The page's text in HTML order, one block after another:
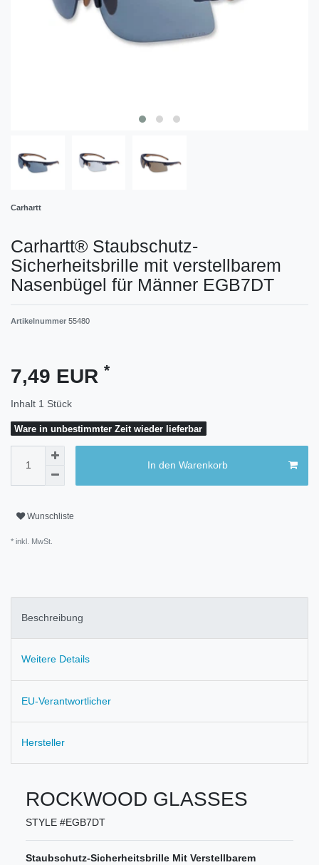
Carhartt
Carhartt® Staubschutz-
Sicherheitsbrille mit verstellbarem
Nasenbügel für Männer EGB7DT
Artikelnummer 55480
7,49 EUR *
Inhalt 1 Stück
Ware in unbestimmter Zeit wieder lieferbar
In den Warenkorb
Wunschliste
* inkl. MwSt.
Beschreibung
Weitere Details
EU-Verantwortlicher
Hersteller
ROCKWOOD GLASSES
STYLE #EGB7DT
Staubschutz-Sicherheitsbrille Mit Verstellbarem